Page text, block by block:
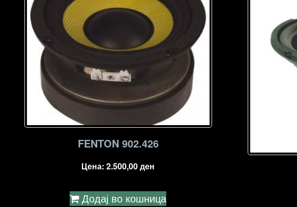
FENTON 902.426
Цена:2.500,00ден
Додај во кошница